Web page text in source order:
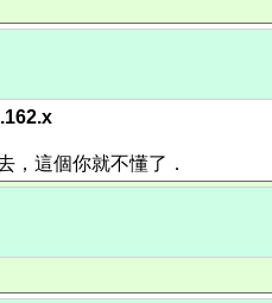
，這個你就不懂了．